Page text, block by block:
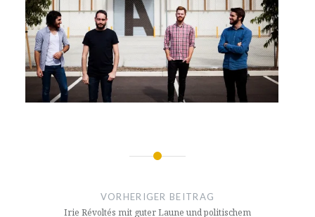
Beitragsnavigation
VORHERIGER BEITRAG
Irie Révoltés mit guter Laune und politischem